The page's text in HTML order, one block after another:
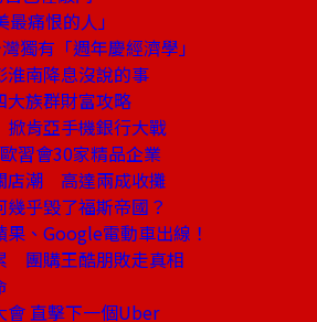
痛恨的人」
獨有「週年慶經濟學」
南降息沒說的事
族群財富攻略
肯亞手機銀行大戰
習會30家精品企業
店潮 高達兩成收攤
乎毀了福斯帝國？
、Google電動車出線！
團購王酷朋敗走真相
會 直擊下一個Uber